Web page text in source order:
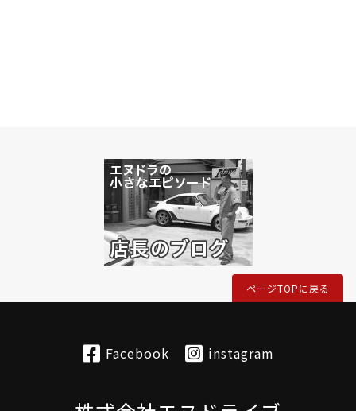
ページTOPに戻る
Facebook instagram